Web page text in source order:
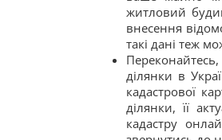
житловий
внесення
такі дані теж
ділянки в
кадастрової
ділянки, її
кадастру